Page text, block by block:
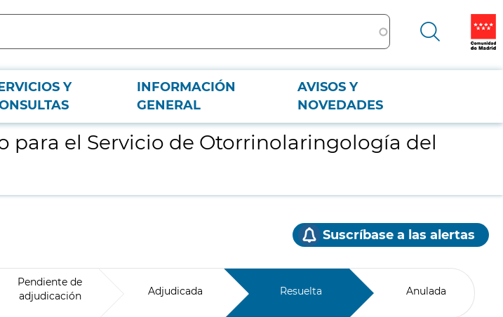
Y
INFORMACIÓN
GENERAL
AVISOS Y
NOVEDADES
del Henares
el Servicio de Otorrinolaringología del
Suscríbase a las alertas
Pendiente de
adjudicación
Adjudicada Resuelta Anulada